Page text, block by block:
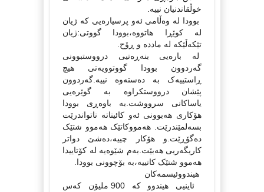
خوڵقاندنیان نییه‌.
بوودا له‌ وه‌ڵامی ئه‌و پرسیاره‌یی که ژیان
له‌ کوێڕا هاتووه‌،بوودا گووتی:ژیان
تێکه‌ڵێکه‌ له‌ مادده‌ و ڕۆح.
له‌ باره‌یی بنه‌ڕه‌تیی درووستبوونی
گه‌ردوون بوودا گووتوویه‌تی هیچ
ڕاستییه‌ک به‌ ده‌سته‌وه‌ نییه‌.گه‌ردوون
پێشان درووستکراوه‌ به‌ گوێره‌یی
یاساکانی سرووشت.به‌ باوه‌ڕی بوودا
هۆکاری هه‌بوونی ئه‌و کائیناته‌ ناتواندرێت
بسه‌لمێندرێت. هه‌مووکاتێک هه‌موو شتێک
ده‌گۆڕێت.و هۆکار چییه‌،ده‌شێ دواتر
کاریگه‌ریی هه‌بێت.به‌م شێوه‌یه‌ له‌ کۆتاییدا
هه‌موو شتێک کاتییه‌،به‌ بۆچوونی بوودا.
هیندووئیسمه‌کان‌
ئاینیی هیندوو که‌ 900 ملیۆن که‌س